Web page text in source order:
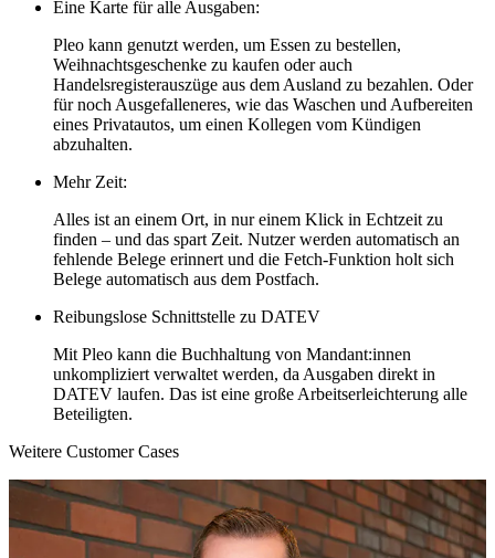
Eine Karte für alle Ausgaben:
Pleo kann genutzt werden, um Essen zu bestellen,
Weihnachtsgeschenke zu kaufen oder auch
Handelsregisterauszüge aus dem Ausland zu bezahlen. Oder
für noch Ausgefalleneres, wie das Waschen und Aufbereiten
eines Privatautos, um einen Kollegen vom Kündigen
abzuhalten.
Mehr Zeit:
Alles ist an einem Ort, in nur einem Klick in Echtzeit zu
finden – und das spart Zeit. Nutzer werden automatisch an
fehlende Belege erinnert und die Fetch-Funktion holt sich
Belege automatisch aus dem Postfach.
Reibungslose Schnittstelle zu DATEV
Mit Pleo kann die Buchhaltung von Mandant:innen
unkompliziert verwaltet werden, da Ausgaben direkt in
DATEV laufen. Das ist eine große Arbeitserleichterung alle
Beteiligten.
Weitere Customer Cases